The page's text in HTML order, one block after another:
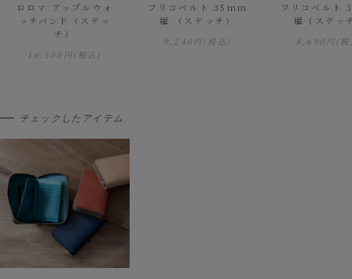
ロロマ アップルウォ
ッチバンド（ステッ
チ）
16,500円(税込)
フリコベルト 35mm
幅 （ステッチ）
9,240円(税込)
フリコベルト
幅（ステッ
8,690円(
チェックしたアイテム